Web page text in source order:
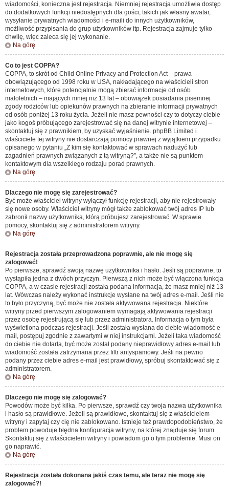
wiadomości, konieczna jest rejestracja. Niemniej rejestracja umożliwia dostęp
do dodatkowych funkcji niedostępnych dla gości, takich jak własny awatar,
wysyłanie prywatnych wiadomości i e-maili do innych użytkowników,
możliwość przypisania do grup użytkowników itp. Rejestracja zajmuje tylko
chwilę, więc zaleca się jej wykonanie.
Na górę
Co to jest COPPA?
COPPA, to skrót od Child Online Privacy and Protection Act – prawa
obowiązującego od 1998 roku w USA, nakładającego na właścicieli stron
internetowych, które potencjalnie mogą zbierać informacje od osób
małoletnich – mających mniej niż 13 lat – obowiązek posiadania pisemnej
zgody rodziców lub opiekunów prawnych na zbieranie informacji prywatnych
od osób poniżej 13 roku życia. Jeżeli nie masz pewności czy to dotyczy ciebie
jako kogoś próbującego zarejestrować się na danej witrynie internetowej –
skontaktuj się z prawnikiem, by uzyskać wyjaśnienie. phpBB Limited i
właściciele tej witryny nie dostarczają pomocy prawnej z wyjątkiem przypadku
opisanego w pytaniu „Z kim się kontaktować w sprawach nadużyć lub
zagadnień prawnych związanych z tą witryną?”, a także nie są punktem
kontaktowym dla wszelkiego rodzaju porad prawnych.
Na górę
Dlaczego nie mogę się zarejestrować?
Być może właściciel witryny wyłączył funkcję rejestracji, aby nie rejestrowały
się nowe osoby. Właściciel witryny mógł także zablokować twój adres IP lub
zabronił nazwy użytkownika, którą próbujesz zarejestrować. W sprawie
pomocy, skontaktuj się z administratorem witryny.
Na górę
Rejestracja została przeprowadzona poprawnie, ale nie mogę się
zalogować!
Po pierwsze, sprawdź swoją nazwę użytkownika i hasło. Jeśli są poprawne, to
wystąpiła jedna z dwóch przyczyn. Pierwszą z nich może być włączona funkcja
COPPA, a w czasie rejestracji została podana informacja, że masz mniej niż 13
lat. Wówczas należy wykonać instrukcje wysłane na twój adres e-mail. Jeśli nie
to było przyczyną, być może nie została aktywowana rejestracja. Niektóre
witryny przed pierwszym zalogowaniem wymagają aktywowania rejestracji
przez osobę rejestrującą się lub przez administratora. Informacja o tym była
wyświetlona podczas rejestracji. Jeśli została wysłana do ciebie wiadomość e-
mail, postępuj zgodnie z zawartymi w niej instrukcjami. Jeżeli taka wiadomość
do ciebie nie dotarła, być może został podany nieprawidłowy adres e-mail lub
wiadomość została zatrzymana przez filtr antyspamowy. Jeśli na pewno
podany przez ciebie adres e-mail jest prawidłowy, spróbuj skontaktować się z
administratorem.
Na górę
Dlaczego nie mogę się zalogować?
Powodów może być kilka. Po pierwsze, sprawdź czy twoja nazwa użytkownika
i hasło są prawidłowe. Jeżeli są prawidłowe, skontaktuj się z właścicielem
witryny i zapytaj czy cię nie zablokowano. Istnieje też prawdopodobieństwo, że
problem powoduje błędna konfiguracja witryny, na której znajduje się forum.
Skontaktuj się z właścicielem witryny i powiadom go o tym problemie. Musi on
go naprawić.
Na górę
Rejestracja została dokonana jakiś czas temu, ale teraz nie mogę się
zalogować?!